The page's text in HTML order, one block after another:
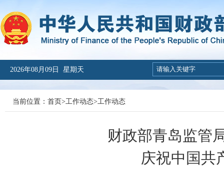
2026年08月09日 星期天
当前位置： 首页>工作动态>工作动态
财政部青岛监管
庆祝中国共